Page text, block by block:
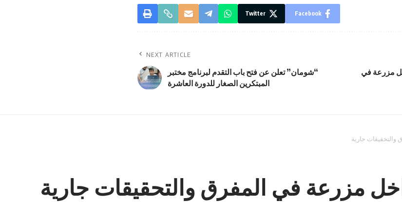
Facebook
Twitter
مزرعة في
NEXT ARTICLE
“شومان” تعلن عن فتح باب التقدم لبرنامج مختبر
المبتكرين الصغار للدورة العاشرة
والتحقيقات جارية
مزرعة في المفرق والتحقيقات جارية